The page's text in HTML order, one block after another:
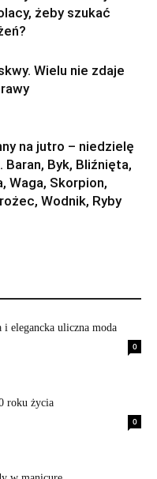
żeby szukać
Wielu nie zdaje
na jutro – niedzielę
Baran, Byk, Bliźnięta,
Waga, Skorpion,
Wodnik, Ryby
elegancka uliczna moda
0
roku życia
0